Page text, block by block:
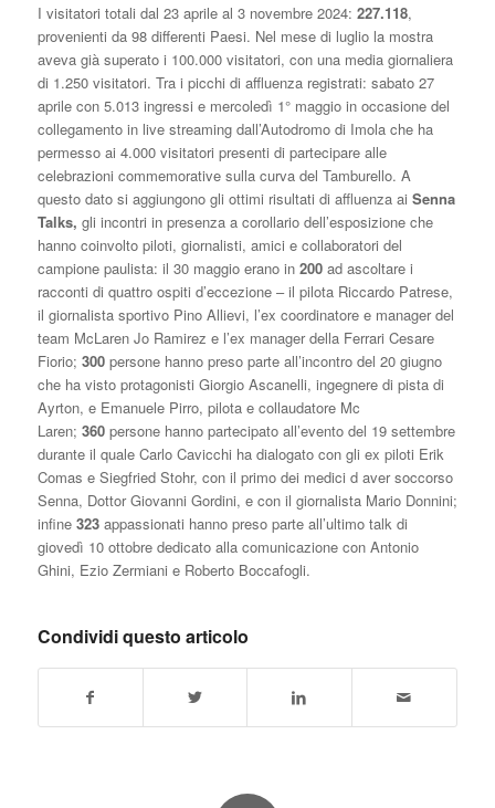
I visitatori totali dal 23 aprile al 3 novembre 2024: 227.118,
provenienti da 98 differenti Paesi. Nel mese di luglio la mostra
aveva già superato i 100.000 visitatori, con una media giornaliera
di 1.250 visitatori. Tra i picchi di affluenza registrati: sabato 27
aprile con 5.013 ingressi e mercoledì 1° maggio in occasione del
collegamento in live streaming dall’Autodromo di Imola che ha
permesso ai 4.000 visitatori presenti di partecipare alle
celebrazioni commemorative sulla curva del Tamburello. A
questo dato si aggiungono gli ottimi risultati di affluenza ai Senna
Talks, gli incontri in presenza a corollario dell’esposizione che
hanno coinvolto piloti, giornalisti, amici e collaboratori del
campione paulista: il 30 maggio erano in 200ad ascoltare i
racconti di quattro ospiti d’eccezione – il pilota Riccardo Patrese,
il giornalista sportivo Pino Allievi, l’ex coordinatore e manager del
team McLaren Jo Ramirez e l’ex manager della Ferrari Cesare
Fiorio; 300persone hanno preso parte all’incontro del 20 giugno
che ha visto protagonisti Giorgio Ascanelli, ingegnere di pista di
Ayrton, e Emanuele Pirro, pilota e collaudatore Mc
Laren; 360 persone hanno partecipato all’evento del 19 settembre
durante il quale Carlo Cavicchi ha dialogato con gli ex piloti Erik
Comas e Siegfried Stohr, con il primo dei medici d aver soccorso
Senna, Dottor Giovanni Gordini, e con il giornalista Mario Donnini;
infine 323appassionati hanno preso parte all’ultimo talk di
giovedì 10 ottobre dedicato alla comunicazione con Antonio
Ghini, Ezio Zermiani e Roberto Boccafogli.
Condividi questo articolo